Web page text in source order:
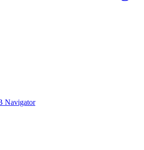
Navigator